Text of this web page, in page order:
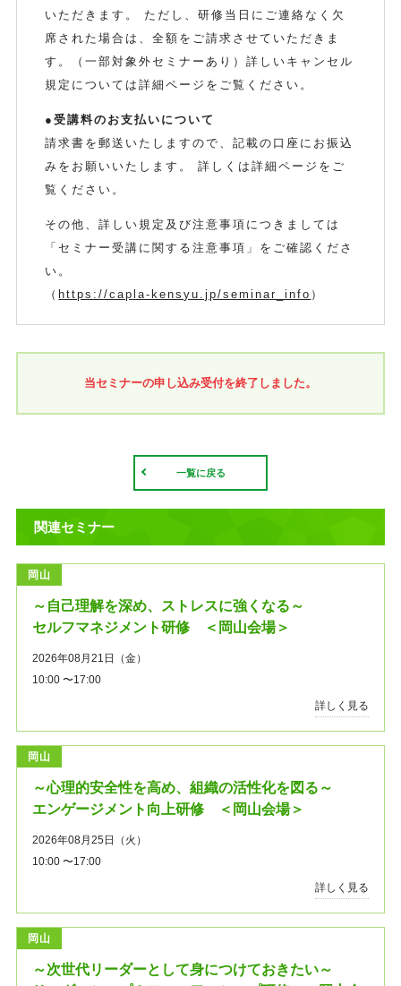
いただきます。 ただし、研修当日にご連絡なく欠
席された場合は、全額をご請求させていただきま
す。（一部対象外セミナーあり）詳しいキャンセル
規定については詳細ページをご覧ください。
●受講料のお支払いについて
請求書を郵送いたしますので、記載の口座にお振込
みをお願いいたします。 詳しくは詳細ページをご
覧ください。
その他、詳しい規定及び注意事項につきましては
「セミナー受講に関する注意事項」をご確認くださ
い。
（ https://capla-kensyu.jp/seminar_info ）
当セミナーの申し込み受付を終了しました。
一覧に戻る
関連セミナー
岡山
～自己理解を深め、ストレスに強くなる～
セルフマネジメント研修 ＜岡山会場＞
2026年08月21日（金）
10:00 〜17:00
詳しく見る
岡山
～心理的安全性を高め、組織の活性化を図る～
エンゲージメント向上研修 ＜岡山会場＞
2026年08月25日（火）
10:00 〜17:00
詳しく見る
岡山
～次世代リーダーとして身につけておきたい～